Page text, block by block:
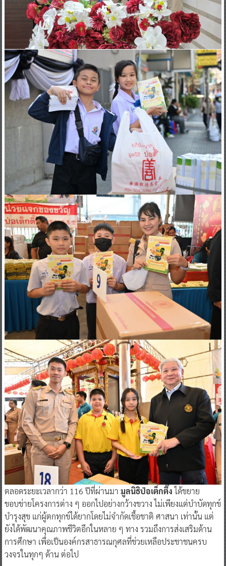
ตลอดระยะเวลากว่า 116 ปีที่ผ่านมา มูลนิธิป่อเต็กตึ๊งได้ขยาย
ขอบข่ายโครงการต่าง ๆ ออกไปอย่างกว้างขวาง ไม่เพียงแต่บำบัดทุกข์
บำรุงสุข แก่ผู้ตกทุกข์ได้ยากโดยไม่จำกัดเชื้อชาติ ศาสนา เท่านั้น แต่
ยังได้พัฒนาคุณภาพชีวิตอีกในหลาย ๆ ทาง รวมถึงการส่งเสริมด้าน
การศึกษา เพื่อเป็นองค์กรสาธารณกุศลที่ช่วยเหลือประชาชนครบ
วงจรในทุกๆ ด้าน ต่อไป